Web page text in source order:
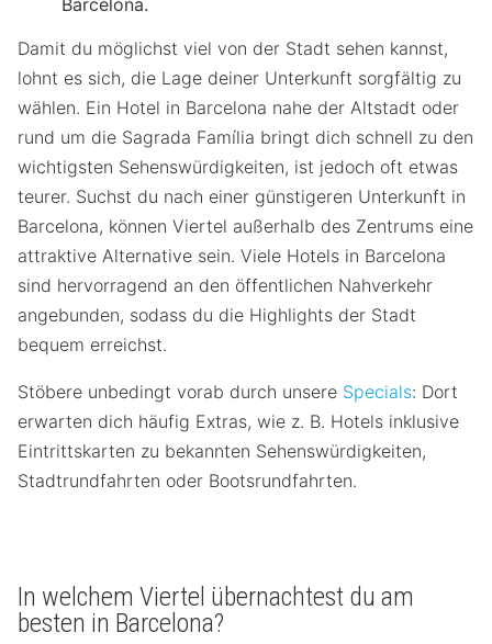
Barcelona.
Damit du möglichst viel von der Stadt sehen kannst,
lohnt es sich, die Lage deiner Unterkunft sorgfältig zu
wählen. Ein Hotel in Barcelona nahe der Altstadt oder
rund um die Sagrada Família bringt dich schnell zu den
wichtigsten Sehenswürdigkeiten, ist jedoch oft etwas
teurer. Suchst du nach einer günstigeren Unterkunft in
Barcelona, können Viertel außerhalb des Zentrums eine
attraktive Alternative sein. Viele Hotels in Barcelona
sind hervorragend an den öffentlichen Nahverkehr
angebunden, sodass du die Highlights der Stadt
bequem erreichst.
Stöbere unbedingt vorab durch unsere Specials: Dort
erwarten dich häufig Extras, wie z. B. Hotels inklusive
Eintrittskarten zu bekannten Sehenswürdigkeiten,
Stadtrundfahrten oder Bootsrundfahrten.
In welchem Viertel übernachtest du am
besten in Barcelona?